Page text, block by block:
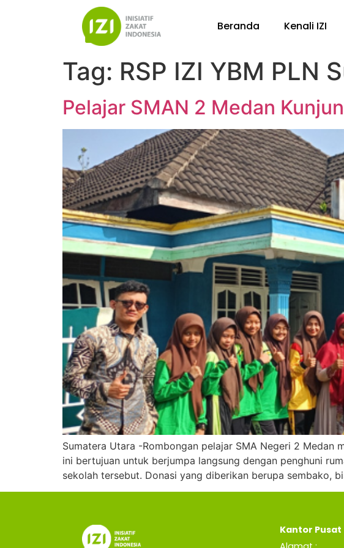
Beranda Kenali IZI
Tag: RSP IZI YBM PLN
Pelajar SMAN 2 Medan
Sumatera Utara -Rombongan pelajar SMA Negeri 2 Medan
ini bertujuan untuk berjumpa langsung dengan penghuni
sekolah tersebut. Donasi yang diberikan berupa sembako,
Kantor Pusat